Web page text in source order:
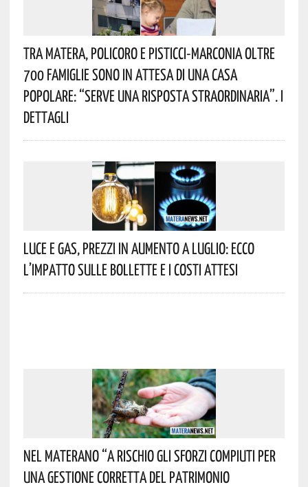
Tra Matera, Policoro E Pisticci-Marconia Oltre
700 Famiglie Sono In Attesa Di Una Casa
Popolare: “serve Una Risposta Straordinaria”. I
Dettagli
Luce E Gas, Prezzi In Aumento A Luglio: Ecco
L’impatto Sulle Bollette E I Costi Attesi
Nel Materano “a Rischio Gli Sforzi Compiuti Per
Una Gestione Corretta Del Patrimonio